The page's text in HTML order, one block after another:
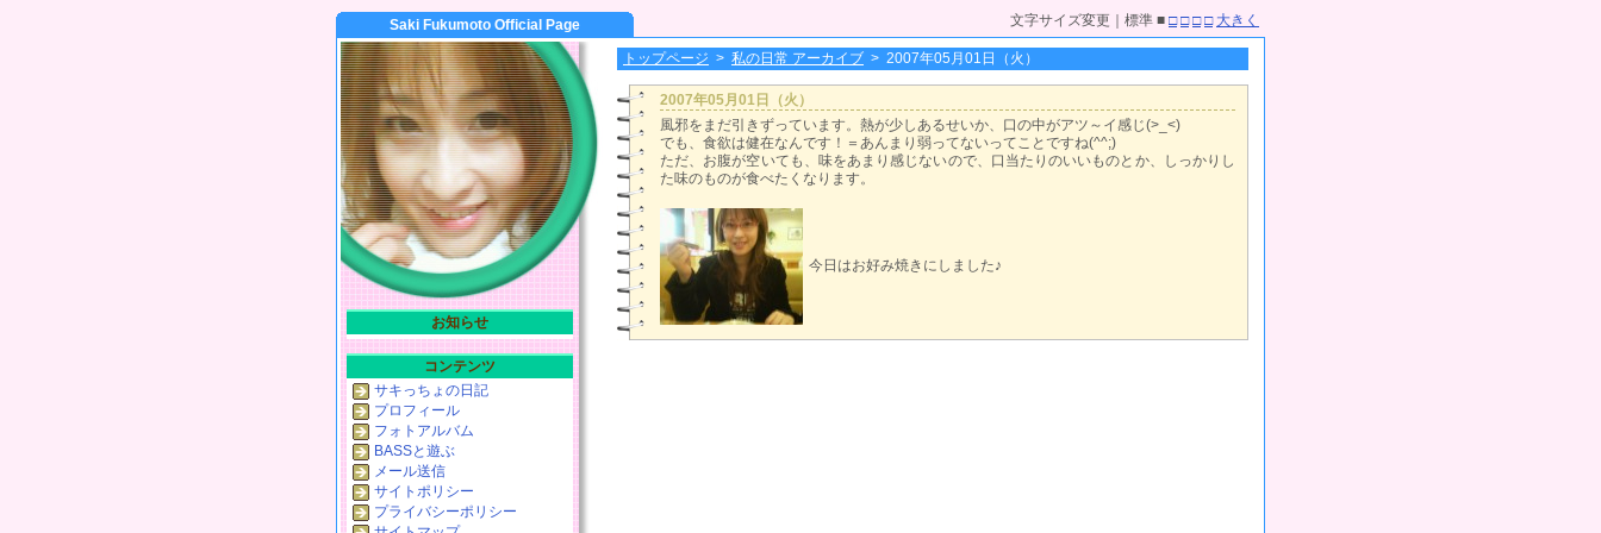
Saki Fukumoto Official Page 文字サイズ変更｜標準 ■ □ □ □ □ 大きく
トップページ > 私の日常 アーカイブ > 2007年05月01日（火）
2007年05月01日（火）
風邪をまだ引きずっています。熱が少しあるせいか、口の中がアツ～イ感じ(>_<)
でも、食欲は健在なんです！＝あんまり弱ってないってことですね(^^;)
ただ、お腹が空いても、味をあまり感じないので、口当たりのいいものとか、しっかりし
た味のものが食べたくなります。
今日はお好み焼きにしました♪
お知らせ
コンテンツ
サキっちょの日記
プロフィール
フォトアルバム
BASSと遊ぶ
メール送信
サイトポリシー
プライバシーポリシー